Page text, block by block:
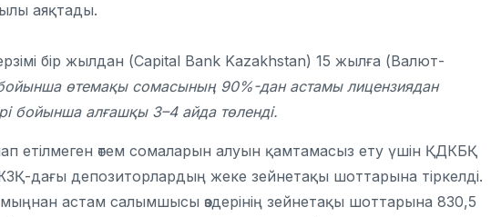
аяқтады.
бір жылдан (Capital Bank Kazakhstan) 15 жылға (Валют-
өтемақы сомасының 90%-дан астамы лицензиядан
бойынша алғашқы 3–4 айда төленді.
өтем сомаларын алуын қамтамасыз ету үшін ҚДКБҚ
дағы депозиторлардың жеке зейнетақы шоттарына тіркелді.
астам салымшысы өздерінің зейнетақы шоттарына 830,5